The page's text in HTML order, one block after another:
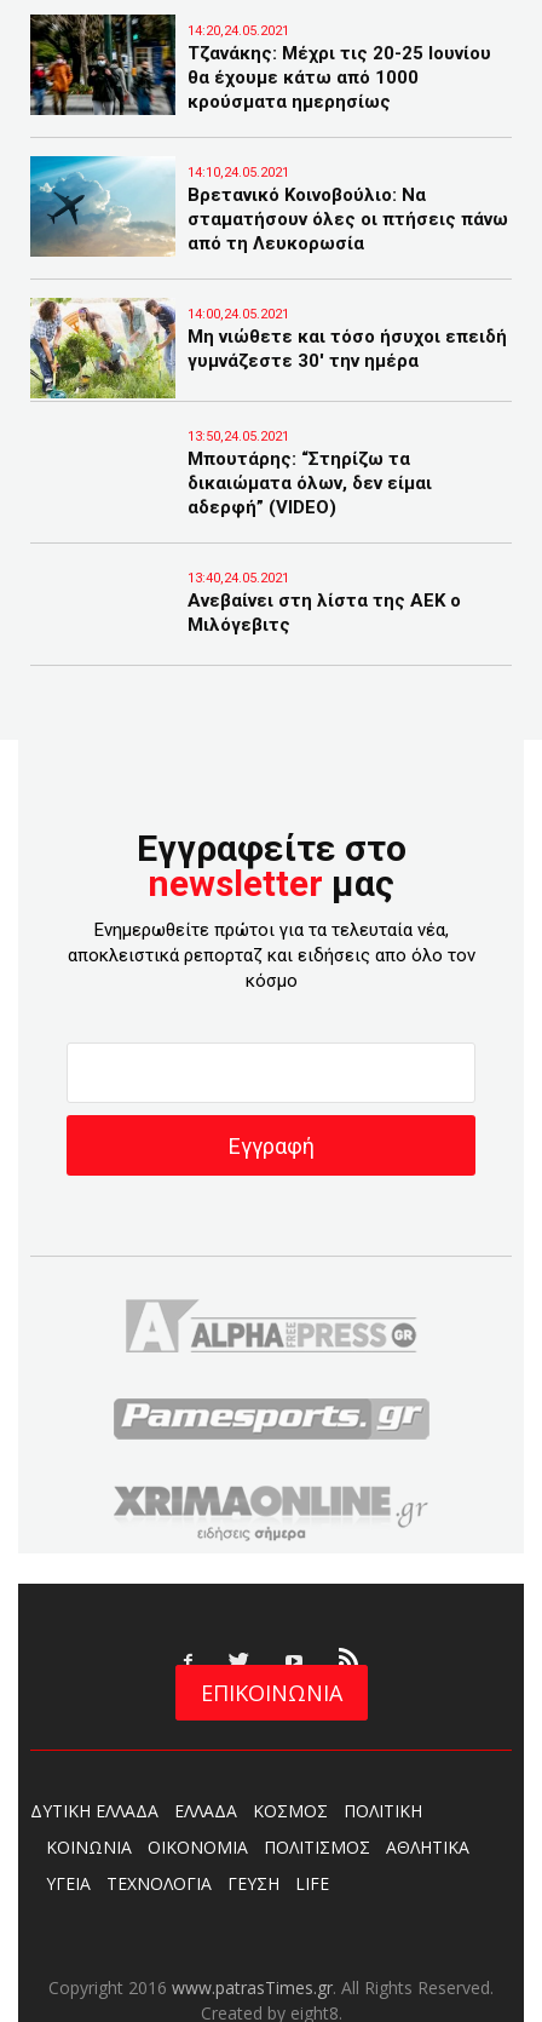
14:20,24.05.2021
Τζανάκης: Μέχρι τις 20-25 Ιουνίου
θα έχουμε κάτω από 1000
κρούσματα ημερησίως
14:10,24.05.2021
Βρετανικό Κοινοβούλιο: Να
σταματήσουν όλες οι πτήσεις πάνω
από τη Λευκορωσία
14:00,24.05.2021
Μη νιώθετε και τόσο ήσυχοι επειδή
γυμνάζεστε 30′ την ημέρα
13:50,24.05.2021
Μπουτάρης: “Στηρίζω τα
δικαιώματα όλων, δεν είμαι
αδερφή” (VIDEO)
13:40,24.05.2021
Ανεβαίνει στη λίστα της ΑΕΚ ο
Μιλόγεβιτς
Εγγραφείτε στο
newsletter μας
Ενημερωθείτε πρώτοι για τα τελευταία νέα,
αποκλειστικά ρεπορταζ και ειδήσεις απο όλο τον
κόσμο
ΕΠΙΚΟΙΝΩΝΙΑ
ΔΥΤΙΚΗ ΕΛΛΑΔΑ ΕΛΛΑΔΑ ΚΟΣΜΟΣ
ΠΟΛΙΤΙΚΗ
ΚΟΙΝΩΝΙΑ
ΟΙΚΟΝΟΜΙΑ ΠΟΛΙΤΙΣΜΟΣ
ΑΘΛΗΤΙΚΑ
ΥΓΕΙΑ
ΤΕΧΝΟΛΟΓΙΑ ΓΕΥΣΗ LIFE
Copyright 2016 www.patrasTimes.gr. All Rights Reserved.
Created by eight8.